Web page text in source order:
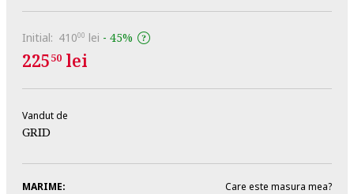
Initial: 41000 lei - 45%
22550 lei
Vandut de
GRID
MARIME: Care este masura mea?